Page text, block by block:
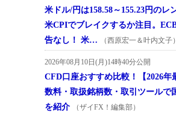
米ドル/円は158.58～155.23円のレ
米CPIでブレイクするか注目。
告なし！ 米…
（西原宏一＆叶内文子）
2026年08月10日(月)14時40分公開
CFD口座おすすめ比較！【2026年
数料・取扱銘柄数・取引ツールで
を紹介
（ザイFX！編集部）